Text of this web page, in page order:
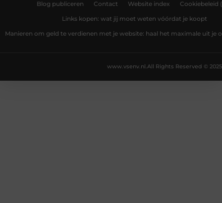
Blog publiceren Contact Website index Cookiebeleid
Links kopen: wat jij moet weten vóórdat je koopt
Manieren om geld te verdienen met je website: haal het maximale uit je
All Rights Reserved © 2025
www.vsenv.nl.